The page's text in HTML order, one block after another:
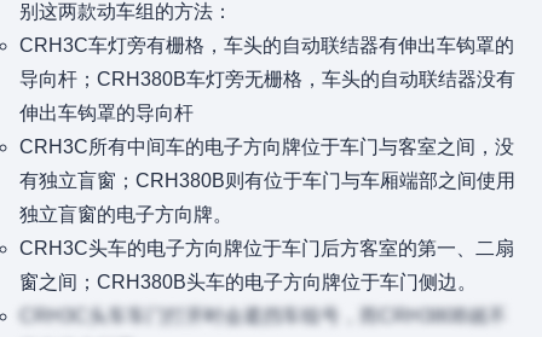
别这两款动车组的方法：
CRH3C车灯旁有栅格，车头的自动联结器有伸出车钩罩的
导向杆；CRH380B车灯旁无栅格，车头的自动联结器没有
伸出车钩罩的导向杆
CRH3C所有中间车的电子方向牌位于车门与客室之间，没
有独立盲窗；CRH380B则有位于车门与车厢端部之间使用
独立盲窗的电子方向牌。
CRH3C头车的电子方向牌位于车门后方客室的第一、二扇
窗之间；CRH380B头车的电子方向牌位于车门侧边。
CRH3C头车车门打开时会遮挡车组号，而CRH380B就不